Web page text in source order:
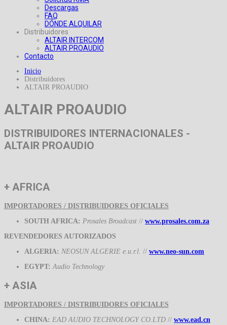
Descargas
FAQ
DÓNDE ALQUILAR
Distribuidores
ALTAIR INTERCOM
ALTAIR PROAUDIO
Contacto
Inicio
Distribuidores
ALTAIR PROAUDIO
ALTAIR PROAUDIO
DISTRIBUIDORES INTERNACIONALES -
ALTAIR PROAUDIO
+ AFRICA
IMPORTADORES / DISTRIBUIDORES OFICIALES
SOUTH AFRICA: Prosales Broadcast // www.prosales.com.za
REVENDEDORES AUTORIZADOS
ALGERIA: NEOSUN ALGERIE e.u.r.l. // www.neo-sun.com
EGYPT: Audio Technology
+ ASIA
IMPORTADORES / DISTRIBUIDORES OFICIALES
CHINA: EAD AUDIO TECHNOLOGY CO.LTD // www.ead.cn